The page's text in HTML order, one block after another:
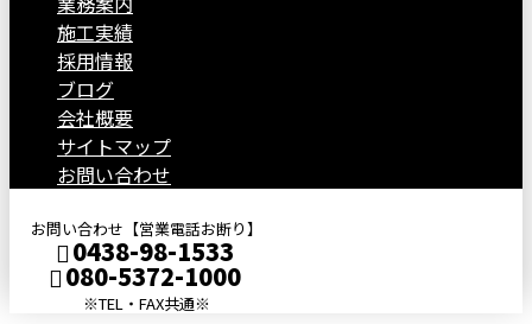
施工実績
採用情報
ブログ
会社概要
サイトマップ
お問い合わせ
お問い合わせ【営業電話お断り】
0438-98-1533
080-5372-1000
※TEL・FAX共通※